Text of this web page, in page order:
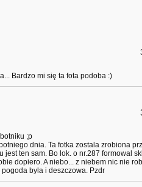
Bardzo mi się ta fota podoba :)
;p
dnia. Ta fotka zostala zrobiona
jest ten sam. Bo lok. o nr.287 formowal
dopiero. A niebo... z niebem nic nie
byla i deszczowa. Pzdr